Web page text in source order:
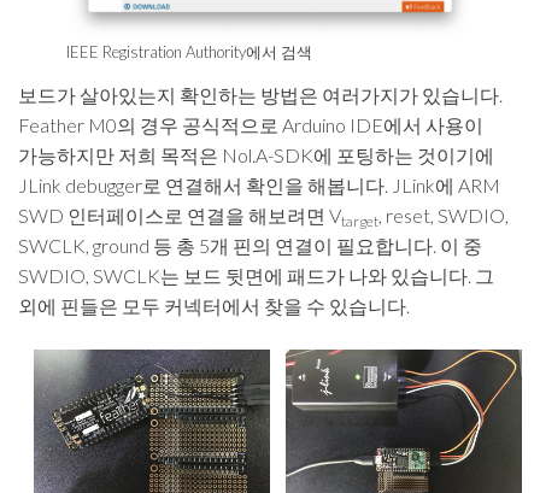
IEEE Registration Authority에서 검색
보드가 살아있는지 확인하는 방법은 여러가지가 있습니다.
Feather M0의 경우 공식적으로 Arduino IDE에서 사용이
가능하지만 저희 목적은 Nol.A-SDK에 포팅하는 것이기에
JLink debugger로 연결해서 확인을 해봅니다. JLink에 ARM
SWD 인터페이스로 연결을 해보려면 Vtarget, reset, SWDIO,
SWCLK, ground 등 총 5개 핀의 연결이 필요합니다. 이 중
SWDIO, SWCLK는 보드 뒷면에 패드가 나와 있습니다. 그
외에 핀들은 모두 커넥터에서 찾을 수 있습니다.